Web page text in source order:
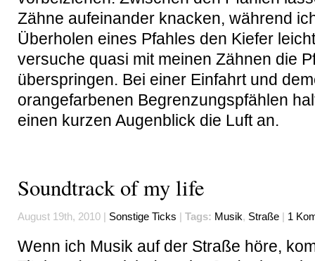
Zähne aufeinander knacken, während
Überholen eines Pfahles den Kiefer
versuche quasi mit meinen Zähnen die
überspringen. Bei einer Einfahrt und
orangefarbenen Begrenzungspfählen
einen kurzen Augenblick die Luft an.
Soundtrack of my life
August 19th, 2010 | Sonstige Ticks | Tags: Musik, Straße | 1
Wenn ich Musik auf der Straße höre,